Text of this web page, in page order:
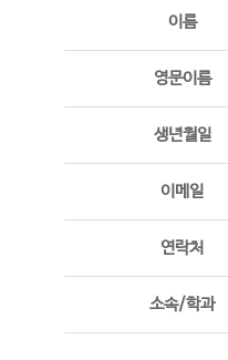
이름
영문이름
생년월일
이메일
연락처
소속/학과